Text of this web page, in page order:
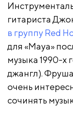
гитариста
в группу Red
для «Maya»
музыка 1990-х
джангл).
очень
сочинять